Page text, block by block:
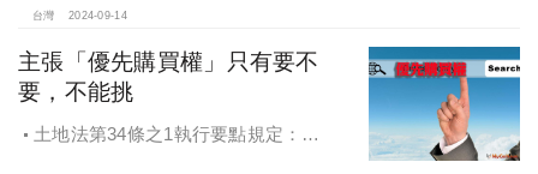
台灣 2024-09-14
主張「優先購買權」只有要不
要，不能挑
土地法第34條之1執行要點規定：部